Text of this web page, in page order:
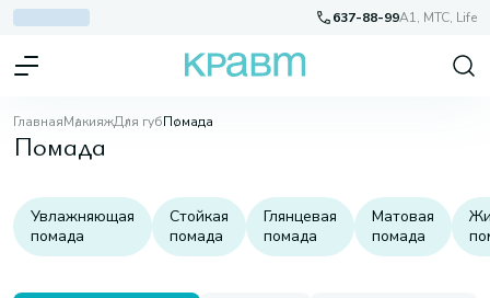
637-88-99A1, МТС, Life
ГлавнаяМакияжДля губПомада
Помада
Увлажняющая
помада
Стойкая
помада
Глянцевая
помада
Матовая
помада